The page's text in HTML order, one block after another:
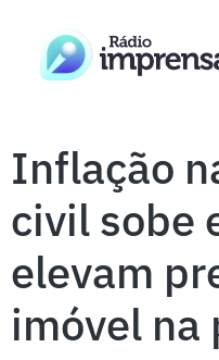
Inflação
civil sobe
elevam
imóvel na